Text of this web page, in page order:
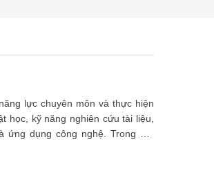
lực chuyên môn và thực hiện
học, kỹ năng nghiên cứu tài liệu,
dụng công nghệ. Trong đó,